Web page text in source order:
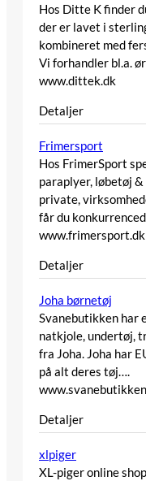
Hos Ditte K finder
der er lavet i
kombineret med
Vi forhandler bl.a.
www.dittek.dk
Detaljer
Frimersport
Hos FrimerSport
paraplyer, løbetøj
private,
får du
www.frimersport.dk
Detaljer
Joha børnetøj
Svanebutikken har
natkjole, undertøj,
fra Joha. Joha har
på alt deres tøj….
Detaljer
xlpiger
XL-piger online